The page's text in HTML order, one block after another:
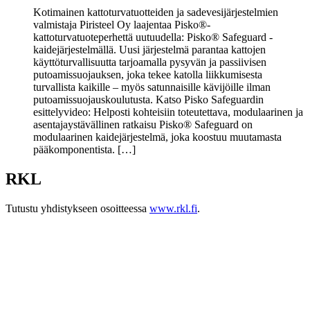
Kotimainen kattoturvatuotteiden ja sadevesijärjestelmien
valmistaja Piristeel Oy laajentaa Pisko®-
kattoturvatuoteperhettä uutuudella: Pisko® Safeguard -
kaidejärjestelmällä. Uusi järjestelmä parantaa kattojen
käyttöturvallisuutta tarjoamalla pysyvän ja passiivisen
putoamissuojauksen, joka tekee katolla liikkumisesta
turvallista kaikille – myös satunnaisille kävijöille ilman
putoamissuojauskoulutusta. Katso Pisko Safeguardin
esittelyvideo: Helposti kohteisiin toteutettava, modulaarinen ja
asentajaystävällinen ratkaisu Pisko® Safeguard on
modulaarinen kaidejärjestelmä, joka koostuu muutamasta
pääkomponentista. […]
RKL
Tutustu yhdistykseen osoitteessa www.rkl.fi.